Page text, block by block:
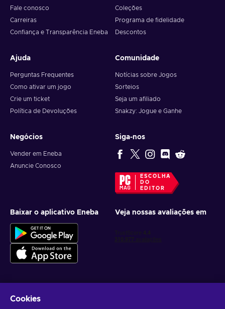
Fale conosco
Carreiras
Confiança e Transparência Eneba
Coleções
Programa de fidelidade
Descontos
Ajuda
Perguntas Frequentes
Como ativar um jogo
Crie um ticket
Política de Devoluções
Comunidade
Notícias sobre Jogos
Sorteios
Seja um afiliado
Snakzy: Jogue e Ganhe
Negócios
Vender em Eneba
Anuncie Conosco
Siga-nos
ESCOLHA
DO
EDITOR
Baixar o aplicativo Eneba Veja nossas avaliações em
Receba ofertas personalizadas de jogos
Cookies